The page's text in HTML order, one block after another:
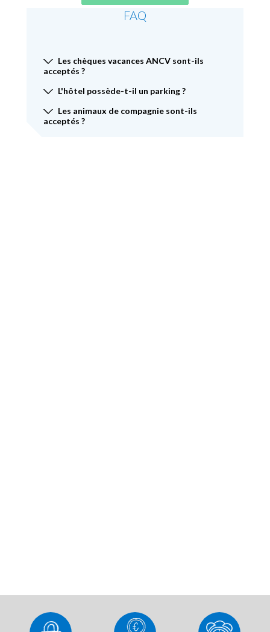
FAQ
Les chèques vacances ANCV sont-ils
acceptés ?
L'hôtel possède-t-il un parking ?
Les animaux de compagnie sont-ils
acceptés ?